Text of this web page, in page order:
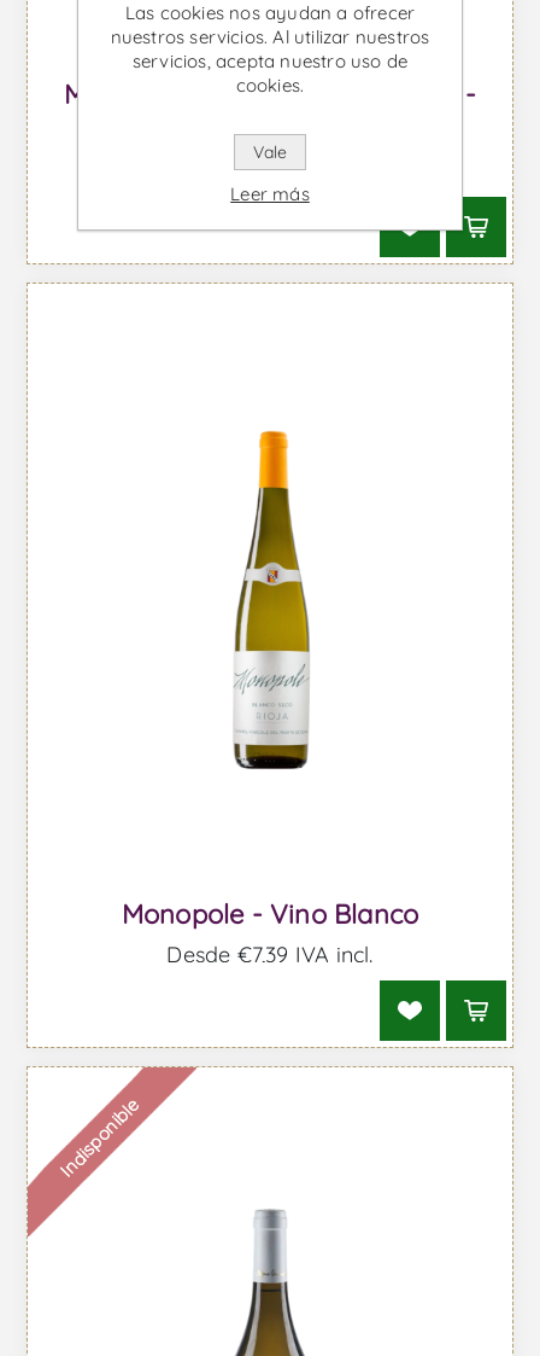
Monopole Clasico Gran Reserva -
Vino Blanco
Desde €121,84 IVA incl.
Monopole - Vino Blanco
Desde €7,39 IVA incl.
Indisponible
Las cookies nos ayudan a ofrecer
nuestros servicios. Al utilizar nuestros
servicios, acepta nuestro uso de
cookies.
Vale
Leer más